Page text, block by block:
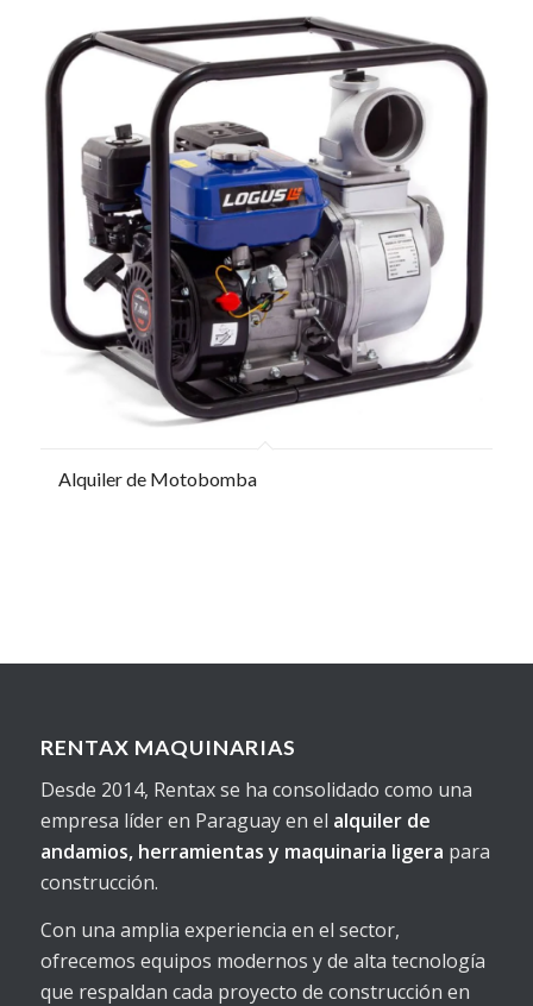
Alquiler de Motobomba
RENTAX MAQUINARIAS
Desde 2014, Rentax se ha consolidado como una
empresa líder en Paraguay en el alquiler de
andamios, herramientas y maquinaria ligera para
construcción.
Con una amplia experiencia en el sector,
ofrecemos equipos modernos y de alta tecnología
que respaldan cada proyecto de construcción en